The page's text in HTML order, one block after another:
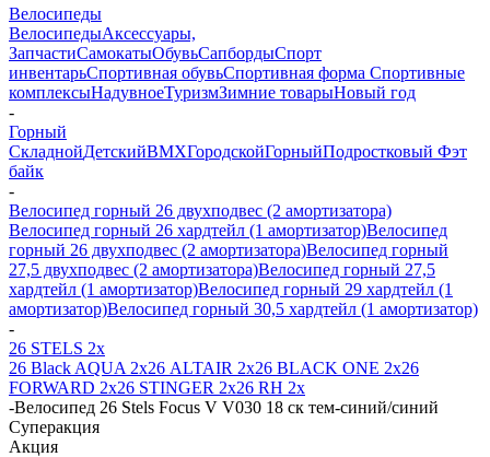
Велосипеды
ВелосипедыАксессуары,
ЗапчастиСамокатыОбувьСапбордыСпорт
инвентарьСпортивная обувьСпортивная форма Спортивные
комплексыНадувноеТуризмЗимние товарыНовый год
-
Горный
СкладнойДетскийBMXГородскойГорныйПодростковый Фэт
байк
-
Велосипед горный 26 двухподвес (2 амортизатора)
Велосипед горный 26 хардтейл (1 амортизатор)Велосипед
горный 26 двухподвес (2 амортизатора)Велосипед горный
27,5 двухподвес (2 амортизатора)Велосипед горный 27,5
хардтейл (1 амортизатор)Велосипед горный 29 хардтейл (1
амортизатор)Велосипед горный 30,5 хардтейл (1 амортизатор)
-
26 STELS 2х
26 Black AQUA 2х26 ALTAIR 2х26 BLACK ONE 2х26
FORWARD 2х26 STINGER 2х26 RH 2х
-Велосипед 26 Stels Focus V V030 18 ск тем-синий/синий
Суперакция
Акция